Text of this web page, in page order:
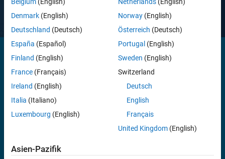
Simulink Coverage führt Modell- und Code-Abdeckungsanalysen
generiertem Code. Durch die Anwendung branchenüblicher Metriken
wie beispielsweise Entscheidungs-, Bedingungs-, modifizierte
Bedingungs-/Entscheidungsabdeckung (Modified
Abdeckung wird die Effektivität der Simulationstests in Modellen,
bewertet. Sie können fehlende Abdeckungsdaten verwenden, um
Denmark (English)
Deutschland (Deutsch)
España (Español)
Finland (English)
France (Français)
Ireland (English)
Italia (Italiano)
Luxembourg (English)
Norway(English)
Österreich (Deutsch)
Portugal (English)
Sweden (English)
Switzerland
Deutsch
English
Français
United Kingdom(English)
Asien-Pazifik